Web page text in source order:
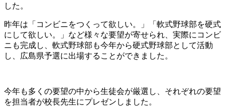
した。
昨年は「コンビニをつくって欲しい。」「軟式野球部を硬式
にして欲しい。」など様々な要望が寄せられ、実際にコンビ
ニも完成し、軟式野球部も今年から硬式野球部として活動
し、広島県予選に出場することができました。
今年も多くの要望の中から生徒会が厳選し、それぞれの要望
を担当者が校長先生にプレゼンしました。